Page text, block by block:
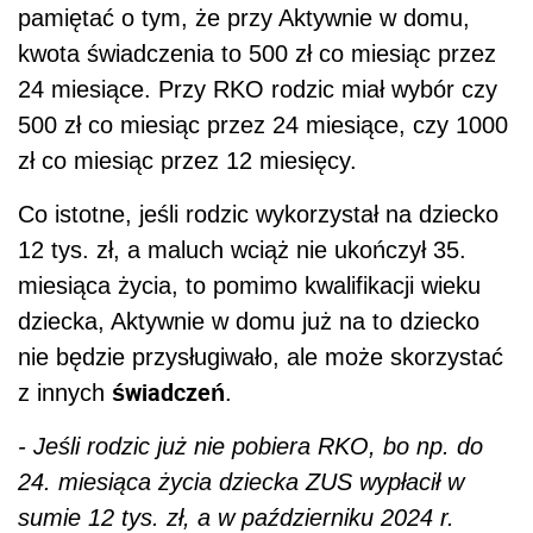
pamiętać o tym, że przy Aktywnie w domu,
kwota świadczenia to 500 zł co miesiąc przez
24 miesiące. Przy RKO rodzic miał wybór czy
500 zł co miesiąc przez 24 miesiące, czy 1000
zł co miesiąc przez 12 miesięcy.
Co istotne, jeśli rodzic wykorzystał na dziecko
12 tys. zł, a maluch wciąż nie ukończył 35.
miesiąca życia, to pomimo kwalifikacji wieku
dziecka, Aktywnie w domu już na to dziecko
nie będzie przysługiwało, ale może skorzystać
z innych świadczeń.
- Jeśli rodzic już nie pobiera RKO, bo np. do
24. miesiąca życia dziecka ZUS wypłacił w
sumie 12 tys. zł, a w październiku 2024 r.